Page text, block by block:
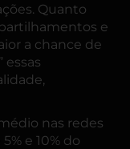
Quanto
e
a chance de
essas
nas redes
e 10% do